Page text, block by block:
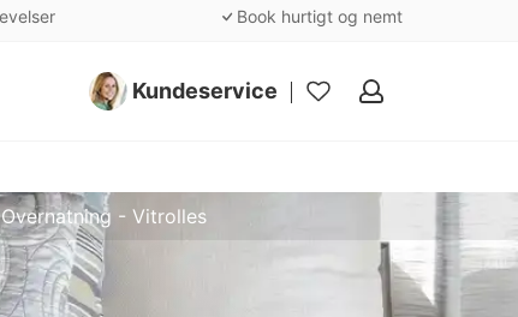
Book hurtigt og nemt
Kundeservice
Mine
Overnatning - Vitrolles